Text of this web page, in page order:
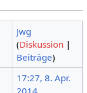
Jwg
(Diskussion |
Beiträge)
17:27, 8. Apr.
2014